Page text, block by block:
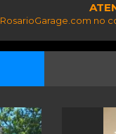
RosarioGarage.com no